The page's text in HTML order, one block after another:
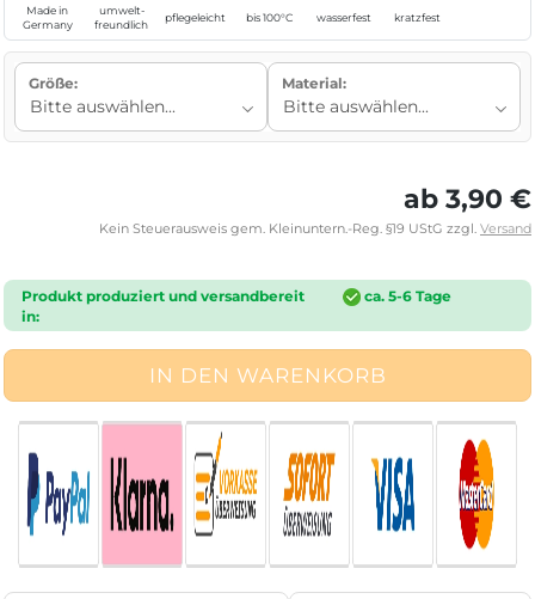
Made in
Germany
umwelt-
freundlich
pflegeleicht bis 100°C wasserfest kratzfest
Größe: Material:
ab 3,90 €
Kein Steuerausweis gem. Kleinuntern.-Reg. §19 UStG zzgl. Versand
Produkt produziert und versandbereit
in:
ca. 5-6 Tage